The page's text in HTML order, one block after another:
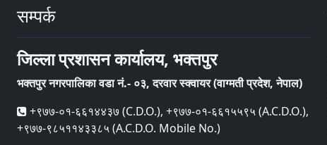
सम्पर्क
जिल्ला प्रशासन कार्यालय, भक्तपुर
भक्तपुर नगरपालिका वडा नं.- ०३, दरवार स्क्वायर (वाग्मती प्रदेश, नेपाल)
+९७७-०१-६६१४४३७ (C.D.O.), +९७७-०१-६६१५५९५ (A.C.D.O.),
+९७७-९८५११४३३८५ (A.C.D.O. Mobile No.)